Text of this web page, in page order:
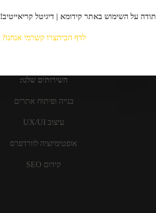
תודה על השימוש באתר קידומא | דיגיטל קריאייטיב!
לדף הביתצרו קשרמי אנחנו?
השירותים שלנו:
בנייה ופיתוח אתרים
עיצוב UX/UI
אופטימיזציה לוורדפרס
קידום SEO